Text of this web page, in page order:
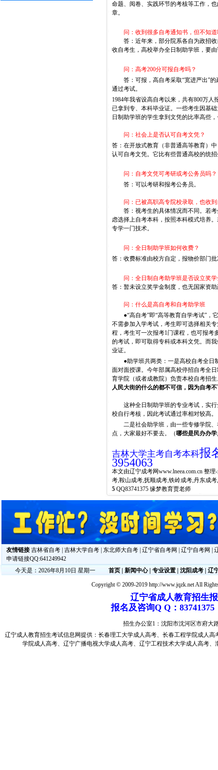
命题、阅卷、实践环节的考核等工作，
章。
问：收到很多自考通知书，但不知
答：近年来，部分院系各自为政招收
收自考生，高校举办全日制助学班，要
问：高考200分可报自考吗？
答：可报，高自考采取“宽进严出”的
通过考试。
1984年我省设高自考以来，共有800万人
已拿到专、本科毕业证。一些考生因基
日制助学班的学生拿到文凭的比率高些
问：社会上是否认可自考文凭？
答：在开放式教育（非普通高等教育）
认可自考文凭。它比有些普通高校的统
问：自考文凭可考研或考公务员吗？
答：可以考研和报考公务员。
问：已被高职高专院校录取，也收
答：视考生的具体情况而不同。若考
虑选择上自考本科，按照本科模式培养
专学一门技术。
问：全日制助学班如何收费？
答：收费标准由校方自定，报物价部门
问：全日制自考助学班是否设立奖
答：暂未设立奖学金制度，也无国家资
问：什么是高自考和自考助学班
●“高自考”即“高等教育自学考试”，
不需参加入学考试，考生即可选择相关
程，考生可一次报考1门课程，也可报考
的考试，即可取得专科或本科文凭。而
业证。
●助学班共两类：一是高校自考全日
面对面授课。今年部属高校停招自考全
育学院（或者成教院）负责本校自考招
人民大街的什么的都不可信，因为自考
这种全日制助学班的专业考试，实行
校自行考核，因此考试通过率相对较高。
二是社会助学班，由一些专修学院、
点，大家最好不要去。（哪些是民办办学
吉林大学主考自考本科报
3954063
本文由辽宁成考网www.lneea.com.cn 整
考,鞍山成考,抚顺成考,铁岭成考,丹东成
5 QQ83741375 缘梦教育贾老师
友情链接 吉林省自考 吉林大学自考 东北师大自考 辽宁省自考网 辽宁自考网
申请链接QQ:641249942
今天是：2026年8月10日 星期一
首页 新闻中心| 专业设置 沈阳成考 辽
Copyright © 2009-2019 http://www.jqzk.net All
辽宁省成人教育招生
报名及咨询Q Q：
招生办公室1：沈阳市沈河区市府
辽宁成人教育招生考试信息网提供： 长春理工大学成人高考、 长春工程学院成人高
学院成人高考、 辽宁广播电视大学成人高考、 辽宁工程技术大学成人高考、